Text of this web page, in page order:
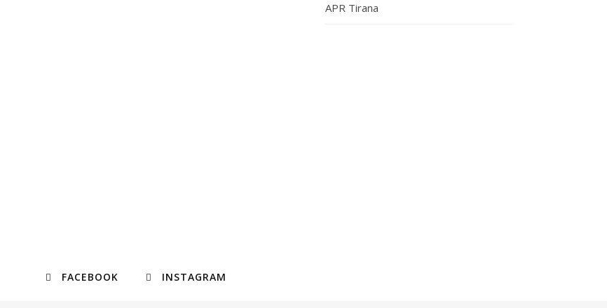
APR Tirana
FACEBOOK INSTAGRAM